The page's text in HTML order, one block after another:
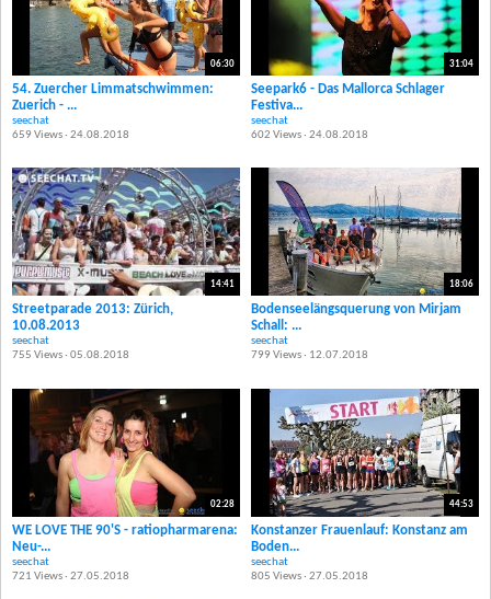
06:30
54. Zuercher Limmatschwimmen:
Zuerich - ...
seechat
659 Views · 24.08.2018
31:04
Seepark6 - Das Mallorca Schlager
Festiva...
seechat
602 Views · 24.08.2018
14:41
Streetparade 2013: Zürich,
10.08.2013
seechat
755 Views · 05.08.2018
18:06
Bodenseelängsquerung von Mirjam
Schall: ...
seechat
799 Views · 12.07.2018
02:28
WE LOVE THE 90'S - ratiopharmarena:
Neu-...
seechat
721 Views · 27.05.2018
44:53
Konstanzer Frauenlauf: Konstanz am
Boden...
seechat
805 Views · 27.05.2018